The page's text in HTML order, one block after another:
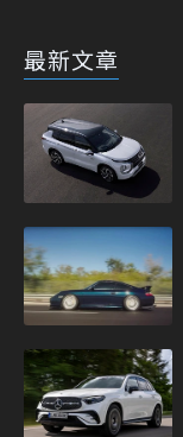
最新文章